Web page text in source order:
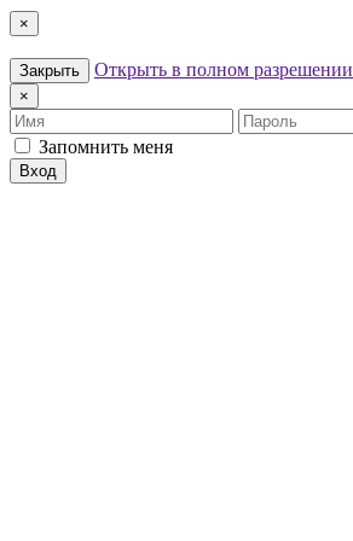
×
Закрыть Открыть в полном разрешении
×
Имя
Пароль
Запомнить меня
Вход